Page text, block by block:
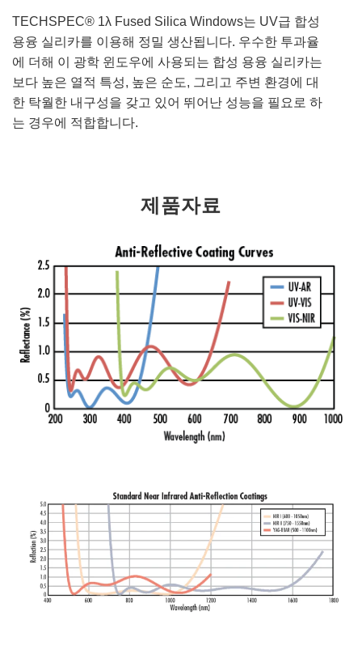
TECHSPEC® 1λ Fused Silica Windows는 UV급 합성
용융 실리카를 이용해 정밀 생산됩니다. 우수한 투과율
에 더해 이 광학 윈도우에 사용되는 합성 용융 실리카는
보다 높은 열적 특성, 높은 순도, 그리고 주변 환경에 대
한 탁월한 내구성을 갖고 있어 뛰어난 성능을 필요로 하
는 경우에 적합합니다.
제품자료